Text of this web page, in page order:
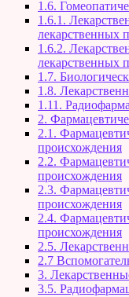
1.6.
1.6.1.
лекарственных
1.6.2.
лекарственных
1.7.
1.8.
1.11.
2.
2.1.
происхождения
2.2.
происхождения
2.3.
происхождения
2.4.
происхождения
2.5.
2.7
3.
3.5.